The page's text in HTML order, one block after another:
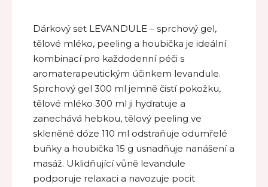
Dárkový set LEVANDULE – sprchový gel,
tělové mléko, peeling a houbička je ideální
kombinací pro každodenní péči s
aromaterapeutickým účinkem levandule.
Sprchový gel 300 ml jemně čistí pokožku,
tělové mléko 300 ml ji hydratuje a
zanechává hebkou, tělový peeling ve
skleněné dóze 110 ml odstraňuje odumřelé
buňky a houbička 15 g usnadňuje nanášení a
masáž. Uklidňující vůně levandule
podporuje relaxaci a navozuje pocit